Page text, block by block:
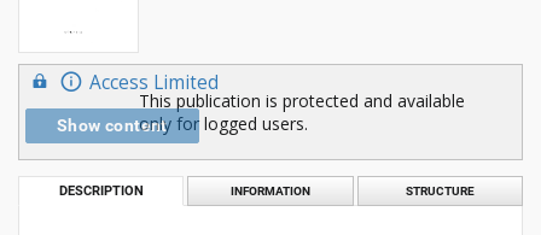
Access Limited
Show content
This publication is protected and available
only for logged users.
DESCRIPTION INFORMATION STRUCTURE